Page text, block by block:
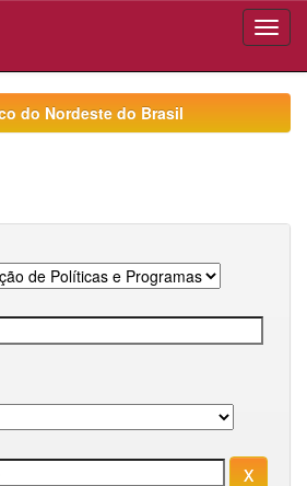
do Nordeste do Brasil